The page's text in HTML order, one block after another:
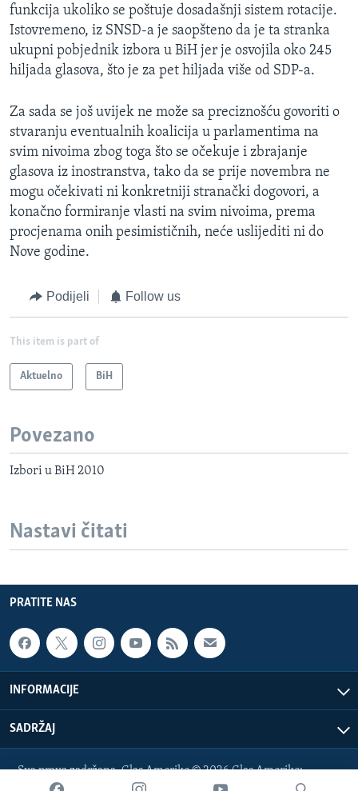
funkcija ukoliko se poštuje dosadašnji sistem rotacije.
Istovremeno, iz SNSD-a je saopšteno da je ta stranka
ukupni pobjednik izbora u BiH jer je osvojila oko 245
hiljada glasova, što je za pet hiljada više od SDP-a.
Za sada se još uvijek ne može sa preciznošću govoriti o
stvaranju eventualnih koalicija u parlamentima na
svim nivoima zbog toga što se očekuje i zbrajanje
glasova iz inostranstva, tako da se prije novembra ne
mogu očekivati ni konkretniji stranački dogovori, a
konačno formiranje vlasti na svim nivoima, prema
procjenama onih pesimističnih, neće uslijediti ni do
Nove godine.
Podijeli Follow us
This item is part of
Aktuelno BiH
Povezano
Izbori u BiH 2010
Nastavi čitati
PRATITE NAS
INFORMACIJE
SADRŽAJ
Sva prava zadržana. Glas Amerike © 2026 Glas Amerike:
bosnian-service@voanews.com